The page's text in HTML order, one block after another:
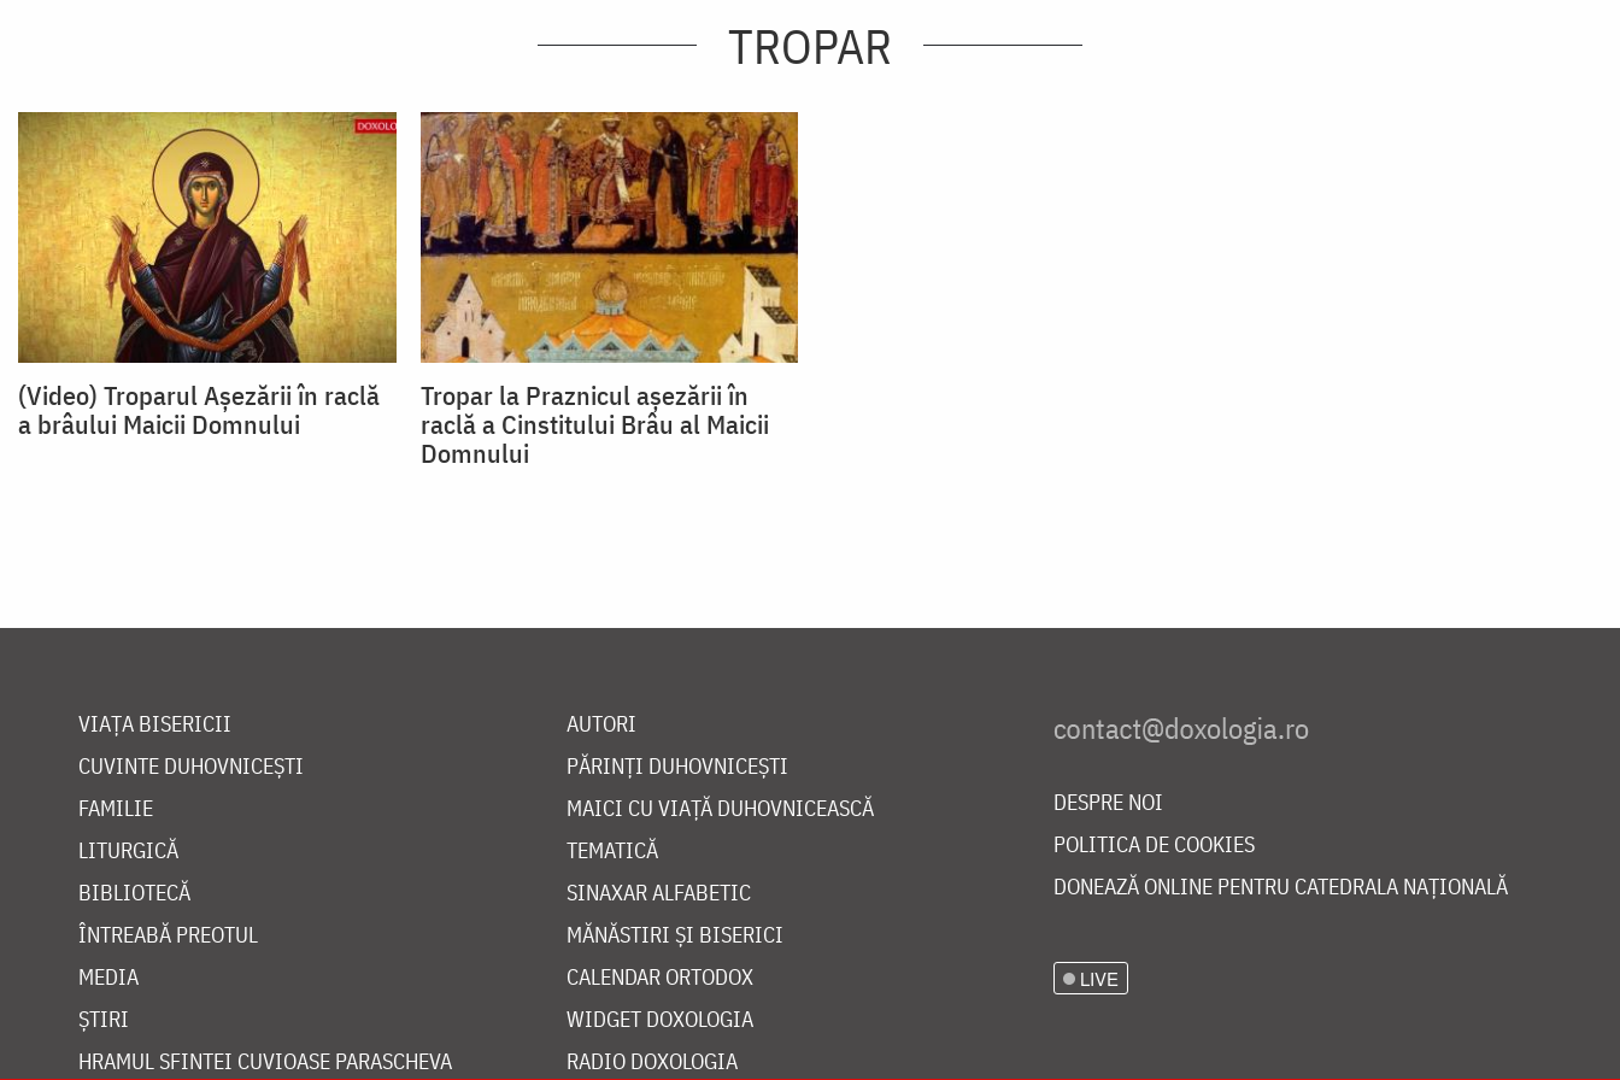
TROPAR
(Video) Troparul Așezării în raclă
a brâului Maicii Domnului
Tropar la Praznicul aşezării în
raclă a Cinstitului Brâu al Maicii
Domnului
VIAȚA BISERICII
CUVINTE DUHOVNICEȘTI
FAMILIE
LITURGICĂ
BIBLIOTECĂ
ÎNTREABĂ PREOTUL
MEDIA
ȘTIRI
HRAMUL SFINTEI CUVIOASE PARASCHEVA
AUTORI
PĂRINȚI DUHOVNICEȘTI
MAICI CU VIAȚĂ DUHOVNICEASCĂ
TEMATICĂ
SINAXAR ALFABETIC
MĂNĂSTIRI ȘI BISERICI
CALENDAR ORTODOX
WIDGET DOXOLOGIA
RADIO DOXOLOGIA
DESPRE NOI
POLITICA DE COOKIES
DONEAZĂ ONLINE PENTRU CATEDRALA NAȚIONALĂ
LIVE